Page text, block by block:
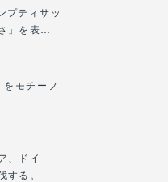
プティサッ
」を表…
モチーフ
、ドイ
する。